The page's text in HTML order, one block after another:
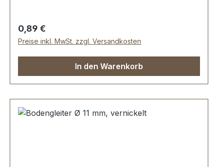
Regulärer Preis:
0,89 €
Preise inkl. MwSt. zzgl. Versandkosten
In den Warenkorb